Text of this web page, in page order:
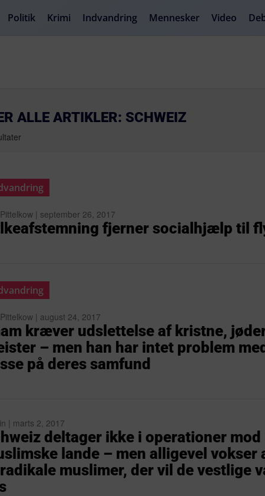
Politik Krimi Indvandring Mennesker Video
ALLE ARTIKLER: SCHWEIZ
| september 26, 2017
fjerner socialhjælp til
| august 24, 2017
kræver udslettelse af kristne,
– men han har intet problem
på deres samfund
| marts 2, 2017
deltager ikke i operationer mod
lande – men alligevel vokser
muslimer, der vil de vestlige